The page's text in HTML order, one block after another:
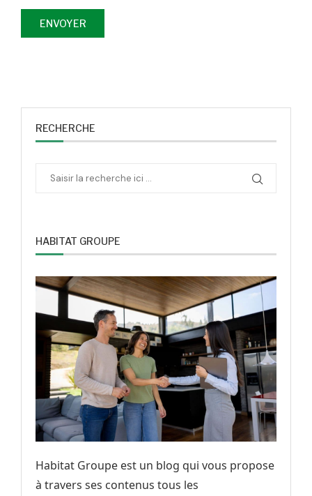
RECHERCHE
HABITAT GROUPE
Habitat Groupe est un blog qui vous propose
à travers ses contenus tous les